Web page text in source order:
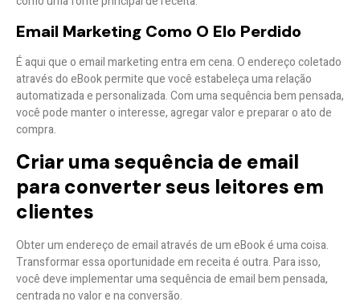
Email Marketing Como O Elo Perdido
É aqui que o email marketing entra em cena. O endereço coletado
através do eBook permite que você estabeleça umarelação
automatizada e personalizada. Com uma sequência bem pensada,
você pode manter o interesse, agregar valor epreparar o ato de
compra.
Criar uma sequência de email
para converter seus leitores em
clientes
Obter um endereço de email através de um eBook é uma coisa.
Transformar essa oportunidade em receita é outra. Para isso,
você deve implementar uma sequência de email bem pensada,
centrada no valor e na conversão.